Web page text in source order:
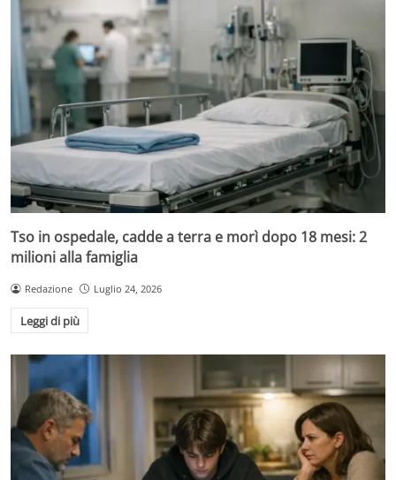
Tso in ospedale, cadde a terra e morì dopo 18 mesi: 2
milioni alla famiglia
Redazione Luglio 24, 2026
Leggi di più